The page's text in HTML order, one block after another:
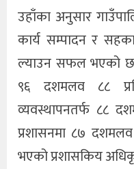
उहाँका अनुसार
कार्य सम्पादन र
ल्याउन सफल भएको छ
९६ दशमलव ८८
व्यवस्थापनतर्फ ८८
प्रशासनमा ८७
भएको प्रशासकिय